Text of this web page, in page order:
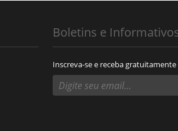
Boletins e
Inscreva-se e receba gratuitamente